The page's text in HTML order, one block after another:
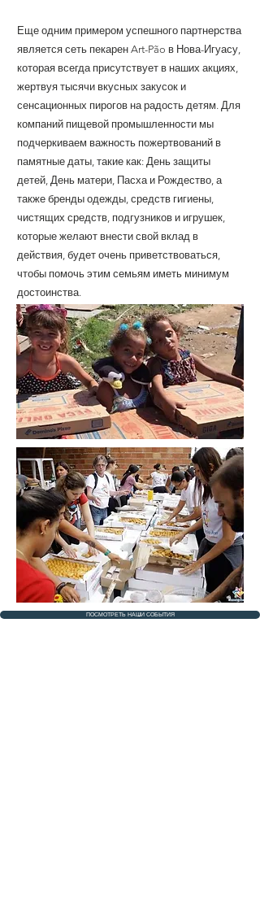
Еще одним примером успешного партнерства
является сеть пекарен Art-Pão в Нова-Игуасу,
которая всегда присутствует в наших акциях,
жертвуя тысячи вкусных закусок и
сенсационных пирогов на радость детям. Для
компаний пищевой промышленности мы
подчеркиваем важность пожертвований в
памятные даты, такие как: День защиты
детей, День матери, Пасха и Рождество, а
также бренды одежды, средств гигиены,
чистящих средств, подгузников и игрушек,
которые желают внести свой вклад в
действия, будет очень приветствоваться,
чтобы помочь этим семьям иметь минимум
достоинства.
ПОСМОТРЕТЬ НАШИ СОБЫТИЯ